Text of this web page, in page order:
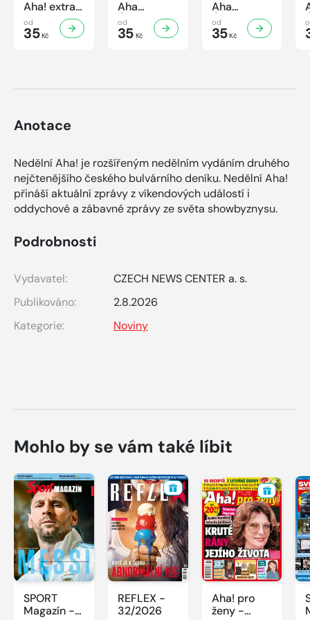
Aha! extra
č.3/2026
Úsporná
od
35Kč
Aha
Úsporná
kuchařka -
od
35Kč
Aha
Úsporná
kuchařka
od
35Kč
Anotace
Nedělní Aha! je rozšířeným nedělním vydáním druhého
nejčtenějšího českého bulvárního deníku. Nedělní Aha!
přináší aktuální zprávy z víkendových událostí i
oddychové a zábavné zprávy ze světa showbyznysu.
Podrobnosti
Vydavatel:
CZECH NEWS CENTER a. s.
Publikováno:
2.8.2026
Kategorie:
Noviny
Mohlo by se vám také líbit
SPORT
Magazín -
REFLEX -
32/2026
Aha! pro
ženy -